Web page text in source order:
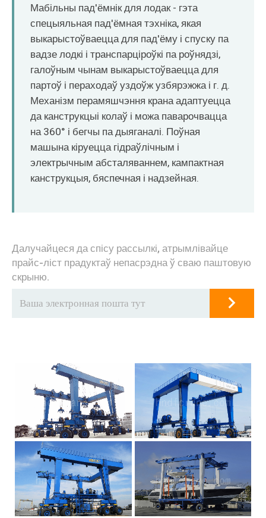
Мабільны пад'ёмнік для лодак - гэта
спецыяльная пад'ёмная тэхніка, якая
выкарыстоўваецца для пад'ёму і спуску па
вадзе лодкі і транспарціроўкі па роўнядзі,
галоўным чынам выкарыстоўваецца для
партоў і пераходаў уздоўж узбярэжжа і г. д.
Механізм перамяшчэння крана адаптуецца
да канструкцыі колаў і можа паварочвацца
на 360° і бегчы па дыяганалі. Поўная
машына кіруецца гідраўлічным і
электрычным абсталяваннем, кампактная
канструкцыя, бяспечная і надзейная.
Далучайцеся да спісу рассылкі, атрымлівайце
прайс-ліст прадуктаў непасрэдна ў сваю паштовую
скрыню.